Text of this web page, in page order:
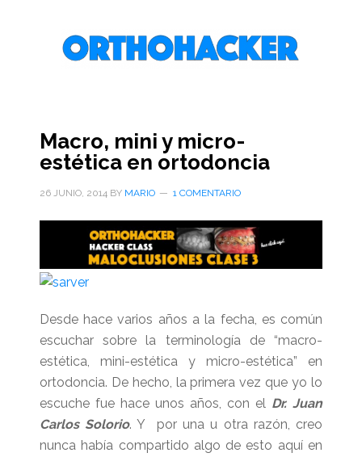
Macro, mini y micro-
estética en ortodoncia
26 JUNIO, 2014BY MARIO 1 COMENTARIO
Desde hace varios años a la fecha, es común
escuchar sobre la terminología de “macro-
estética, mini-estética y micro-estética” en
ortodoncia. De hecho, la primera vez que yo lo
escuche fue hace unos años, con el Dr. Juan
Carlos Solorio. Y por una u otra razón, creo
nunca había compartido algo de esto aquí en